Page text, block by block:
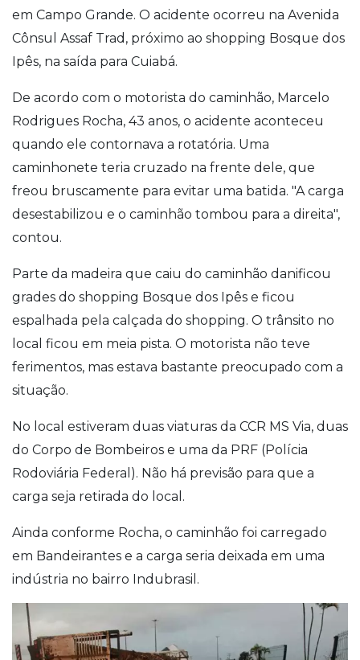
em Campo Grande. O acidente ocorreu na Avenida
Cônsul Assaf Trad, próximo ao shopping Bosque dos
Ipês, na saída para Cuiabá.
De acordo com o motorista do caminhão, Marcelo
Rodrigues Rocha, 43 anos, o acidente aconteceu
quando ele contornava a rotatória. Uma
caminhonete teria cruzado na frente dele, que
freou bruscamente para evitar uma batida. "A carga
desestabilizou e o caminhão tombou para a direita",
contou.
Parte da madeira que caiu do caminhão danificou
grades do shopping Bosque dos Ipês e ficou
espalhada pela calçada do shopping. O trânsito no
local ficou em meia pista. O motorista não teve
ferimentos, mas estava bastante preocupado com a
situação.
No local estiveram duas viaturas da CCR MS Via, duas
do Corpo de Bombeiros e uma da PRF (Polícia
Rodoviária Federal). Não há previsão para que a
carga seja retirada do local.
Ainda conforme Rocha, o caminhão foi carregado
em Bandeirantes e a carga seria deixada em uma
indústria no bairro Indubrasil.